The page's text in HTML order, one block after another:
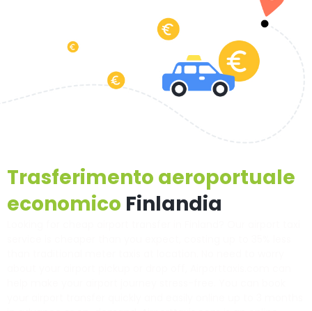
Trasferimento aeroportuale
economico Finlandia